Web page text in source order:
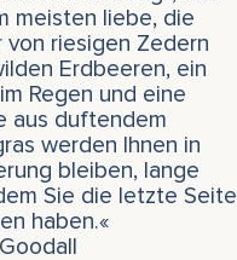
meisten liebe, die
von riesigen Zedern
Erdbeeren, ein
Regen und eine
aus duftendem
werden Ihnen in
bleiben, lange
Sie die letzte Seite
haben.«